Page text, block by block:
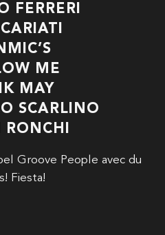
FERRERI
ME
MAY
SCARLINO
RONCHI
Groove People avec du
Fiesta!